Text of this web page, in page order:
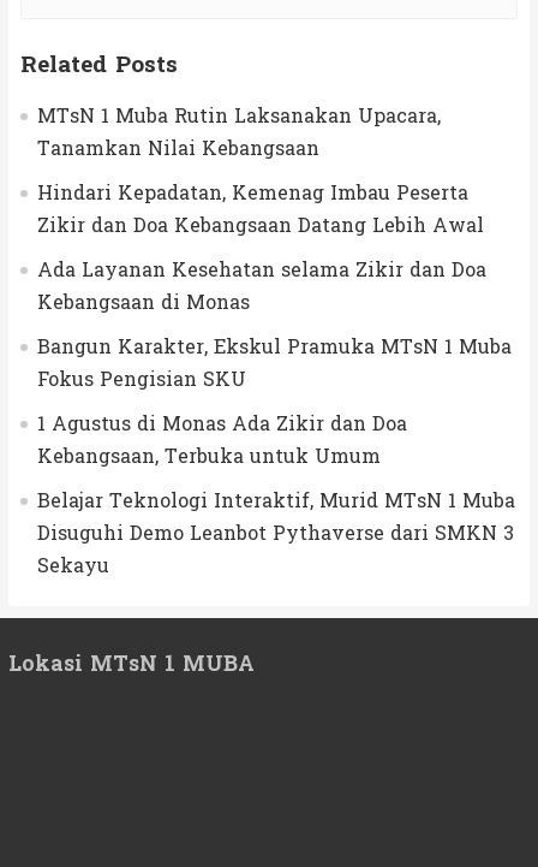
Related Posts
MTsN 1 Muba Rutin Laksanakan Upacara,
Tanamkan Nilai Kebangsaan
Hindari Kepadatan, Kemenag Imbau Peserta
Zikir dan Doa Kebangsaan Datang Lebih Awal
Ada Layanan Kesehatan selama Zikir dan Doa
Kebangsaan di Monas
Bangun Karakter, Ekskul Pramuka MTsN 1 Muba
Fokus Pengisian SKU
1 Agustus di Monas Ada Zikir dan Doa
Kebangsaan, Terbuka untuk Umum
Belajar Teknologi Interaktif, Murid MTsN 1 Muba
Disuguhi Demo Leanbot Pythaverse dari SMKN 3
Sekayu
Lokasi MTsN 1 MUBA